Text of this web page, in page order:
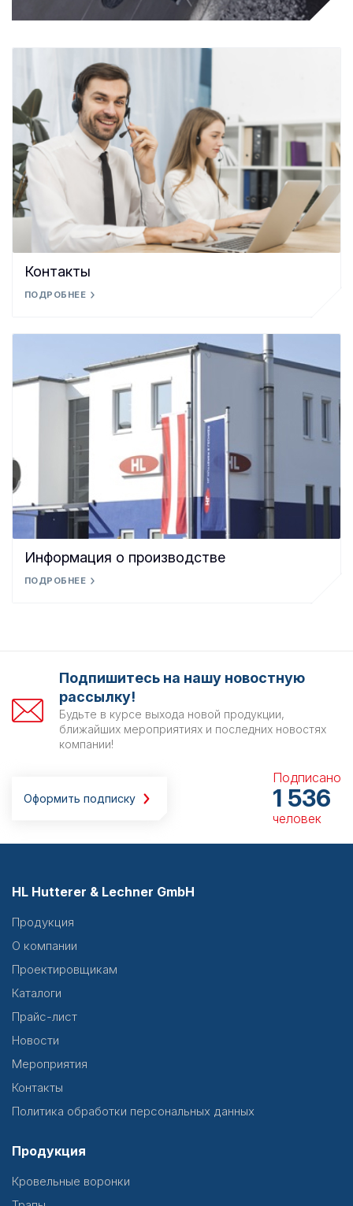
Контакты
ПОДРОБНЕЕ
Информация о производстве
ПОДРОБНЕЕ
Подпишитесь на нашу новостную
рассылку!
Будьте в курсе выхода новой продукции,
ближайших мероприятиях и последних новостях
компании!
Оформить подписку
Подписано
1 536
человек
HL Hutterer & Lechner GmbH
Продукция
О компании
Проектировщикам
Каталоги
Прайс-лист
Новости
Мероприятия
Контакты
Политика обработки персональных данных
Продукция
Кровельные воронки